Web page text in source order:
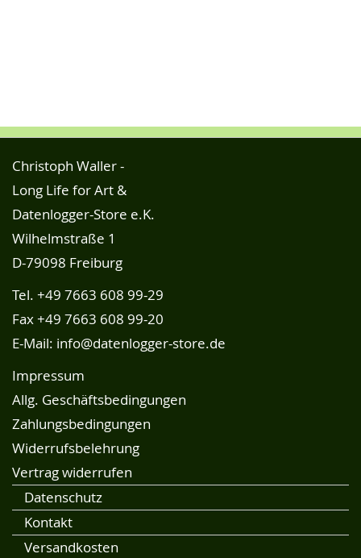
Christoph Waller -
Long Life for Art &
Datenlogger-Store e.K.
Wilhelmstraße 1
D-79098 Freiburg
Tel. +49 7663 608 99-29
Fax +49 7663 608 99-20
E-Mail: info@datenlogger-store.de
Impressum
Allg. Geschäftsbedingungen
Zahlungsbedingungen
Widerrufsbelehrung
Vertrag widerrufen
Datenschutz
Kontakt
Versandkosten